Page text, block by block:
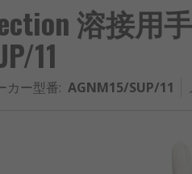
溶接用
11
カー型番: AGNM15/SUP/11